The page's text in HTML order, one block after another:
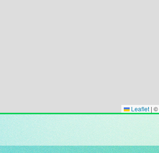
Leaflet | ©